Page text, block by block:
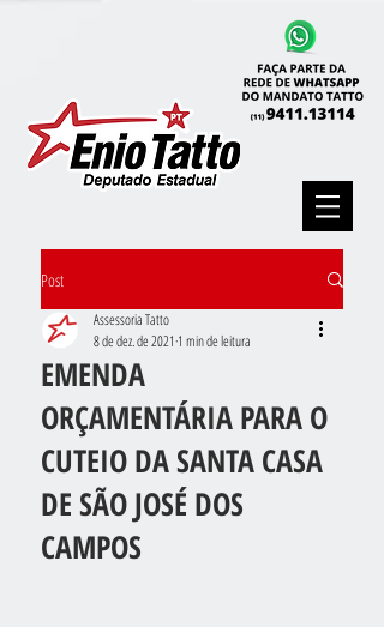
Post
EMENDA
ORÇAMENTÁRIA PARA O
CUTEIO DA SANTA CASA
DE SÃO JOSÉ DOS
CAMPOS
Assessoria Tatto
8 de dez. de 2021 1 min de leitura